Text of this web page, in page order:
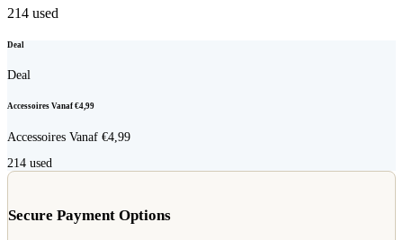
214 used
Deal
Deal
Accessoires Vanaf €4,99
Accessoires Vanaf €4,99
214 used
Secure Payment Options